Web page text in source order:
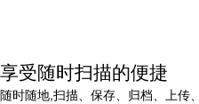
享受随时扫描的便捷
随时随地,扫描、保存、归档、上传